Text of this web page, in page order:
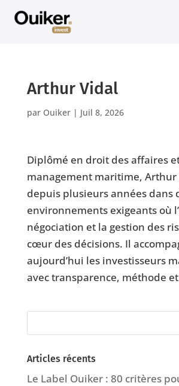
Arthur Vidal
par Ouiker| Juil 8, 2026
Diplômé en droit des affaires
management maritime, Arthur
depuis plusieurs années dans
environnements exigeants où
négociation et la gestion des
cœur des décisions. Il
aujourd’hui les investisseurs
avec transparence, méthode
Articles récents
Le Label Ouiker : 80 critères